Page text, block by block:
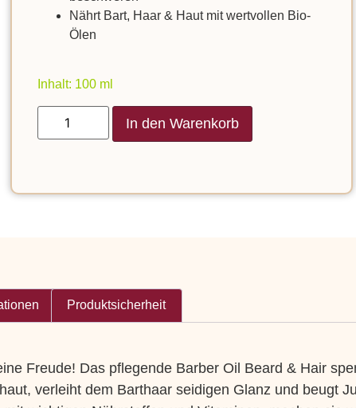
Nährt Bart, Haar & Haut mit wertvollen Bio-
Ölen
Inhalt: 100 ml
In den Warenkorb
Produktsicherheit
Freude! Das pflegende Barber Oil Beard & Hair
verleiht dem Barthaar seidigen Glanz und beugt